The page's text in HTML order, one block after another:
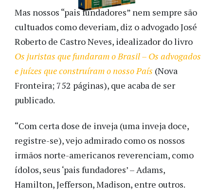
Mas nossos “pais fundadores” nem sempre são
cultuados como deveriam, diz o advogado José
Roberto de Castro Neves, idealizador do livro
Os juristas que fundaram o Brasil – Os advogados
e juízes que construíram o nosso País (Nova
Fronteira; 752 páginas), que acaba de ser
publicado.
“Com certa dose de inveja (uma inveja doce,
registre-se), vejo admirado como os nossos
irmãos norte-americanos reverenciam, como
ídolos, seus ‘pais fundadores’ – Adams,
Hamilton, Jefferson, Madison, entre outros.